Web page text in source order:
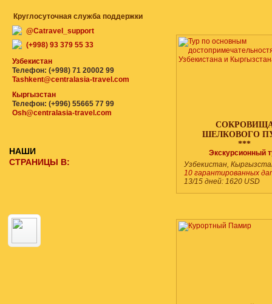
ШЕЛКОВОГО
***
Экскурсионный
Узбекистан,
10 гарантированных
13/15 дней: 1620 USD
Круглосуточная служба поддержки
@Catravel_support
(+998) 93 379 55 33
Узбекистан
Телефон: (+998) 71 20002 99
Tashkent@centralasia-travel.com
Кыргызстан
Телефон: (+996) 55665 77 99
Osh@centralasia-travel.com
НАШИ
СТРАНИЦЫ В: